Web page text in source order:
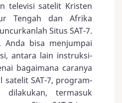
televisi satelit Kristen
Tengah dan Afrika
Situs SAT-7.
Anda bisa menjumpai
antara lain instruksi-
bagaimana caranya
satelit SAT-7, program-
termasuk